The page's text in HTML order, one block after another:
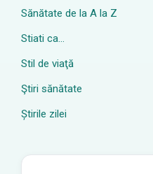
Sănătate de la A la Z
Stiati ca…
Stil de viaţă
Ştiri sănătate
Știrile zilei